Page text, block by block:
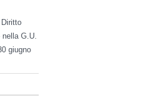
G.U.
giugno